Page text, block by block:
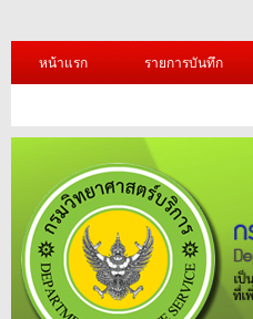
หน้าแรก รายการบันทึก